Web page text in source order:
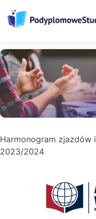
to
content
Harmonogram zjazdów
2023/2024